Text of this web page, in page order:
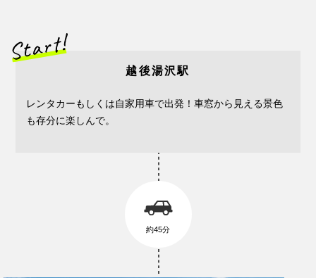
越後湯沢駅
レンタカーもしくは自家用車で出発！車窓から見える景色
も存分に楽しんで。
約45分